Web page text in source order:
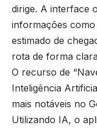
dirige. A interface
informações
estimado de
rota de forma
O recurso de
Inteligência
mais notáveis no
Utilizando IA, o